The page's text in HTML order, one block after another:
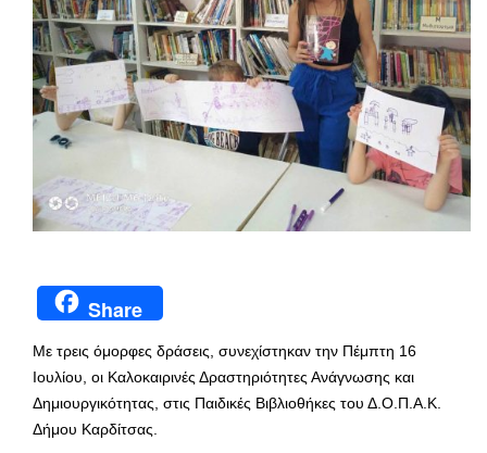
Share
Με τρεις όμορφες δράσεις, συνεχίστηκαν την Πέμπτη 16
Ιουλίου, οι Καλοκαιρινές Δραστηριότητες Ανάγνωσης και
Δημιουργικότητας, στις Παιδικές Βιβλιοθήκες του Δ.Ο.Π.Α.Κ.
Δήμου Καρδίτσας.